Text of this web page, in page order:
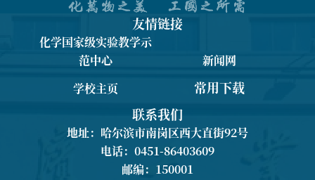
友情链接
化学国家级实验教学示
范中心
新闻网
学校主页
常用下载
联系我们
地址：哈尔滨市南岗区西大直街92号
电话：0451-86403609
邮编：150001